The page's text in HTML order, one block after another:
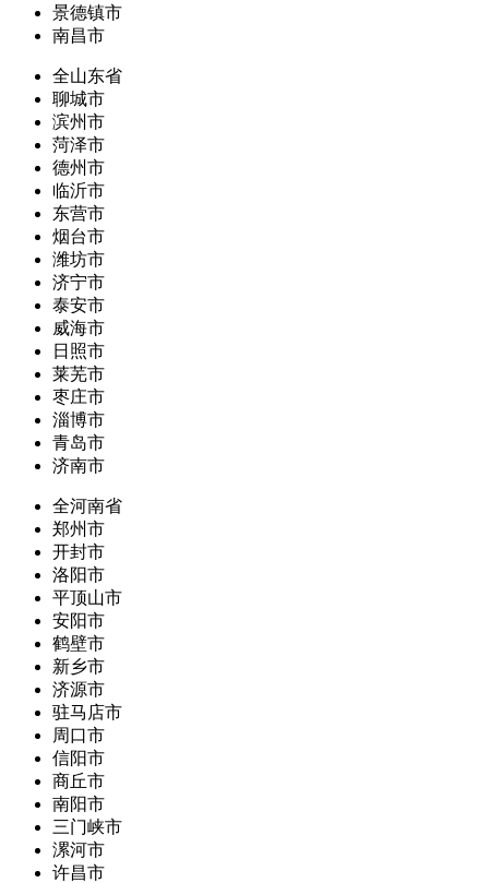
景德镇市
南昌市
全山东省
聊城市
滨州市
菏泽市
德州市
临沂市
东营市
烟台市
潍坊市
济宁市
泰安市
威海市
日照市
莱芜市
枣庄市
淄博市
青岛市
济南市
全河南省
郑州市
开封市
洛阳市
平顶山市
安阳市
鹤壁市
新乡市
济源市
驻马店市
周口市
信阳市
商丘市
南阳市
三门峡市
漯河市
许昌市